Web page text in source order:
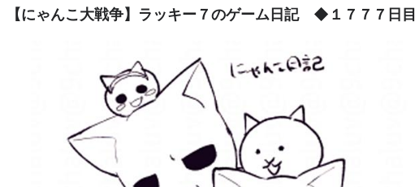
【にゃんこ大戦争】ラッキー７のゲーム日記 ◆１７７７日目